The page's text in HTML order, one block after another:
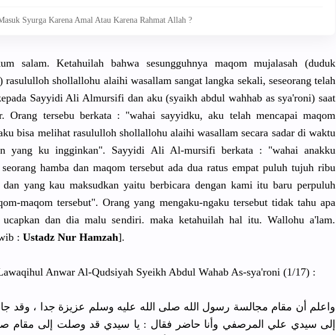
Syurga Karena Amal Atau Karena Rahmat Allah ?
salam. Ketahuilah bahwa sesungguhnya maqom mujalasah (duduk
rasululloh shollallohu alaihi wasallam sangat langka sekali, seseorang telah
Sayyidi Ali Almursifi dan aku (syaikh abdul wahhab as sya'roni) saat
Orang tersebu berkata : "wahai sayyidku, aku telah mencapai maqom
bisa melihat rasululloh shollallohu alaihi wasallam secara sadar di waktu
yang ku ingginkan". Sayyidi Ali Al-mursifi berkata : "wahai anakku
hamba dan maqom tersebut ada dua ratus empat puluh tujuh ribu
dan yang kau maksudkan yaitu berbicara dengan kami itu baru perpuluh
maqom tersebut". Orang yang mengaku-ngaku tersebut tidak tahu apa
dan dia malu sendiri. maka ketahuilah hal itu. Wallohu a'lam.
: Ustadz Nur Hamzah].
Anwar Al-Qudsiyah Syeikh Abdul Wahab As-sya'roni (1/17) :
واعلم أن مقام مجالسة رسول الله صلى الله عليه وسلم عزيزة جدا ، وقد
إلى سيدي علي المرصفي وأنا حاضر فقال : يا سيدي قد وصلت إلى مقام